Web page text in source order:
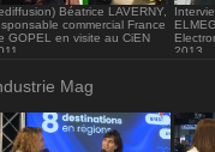
Béatrice LAVERNY,
commercial France
GOPEL en visite au CiEN
2013
Mag